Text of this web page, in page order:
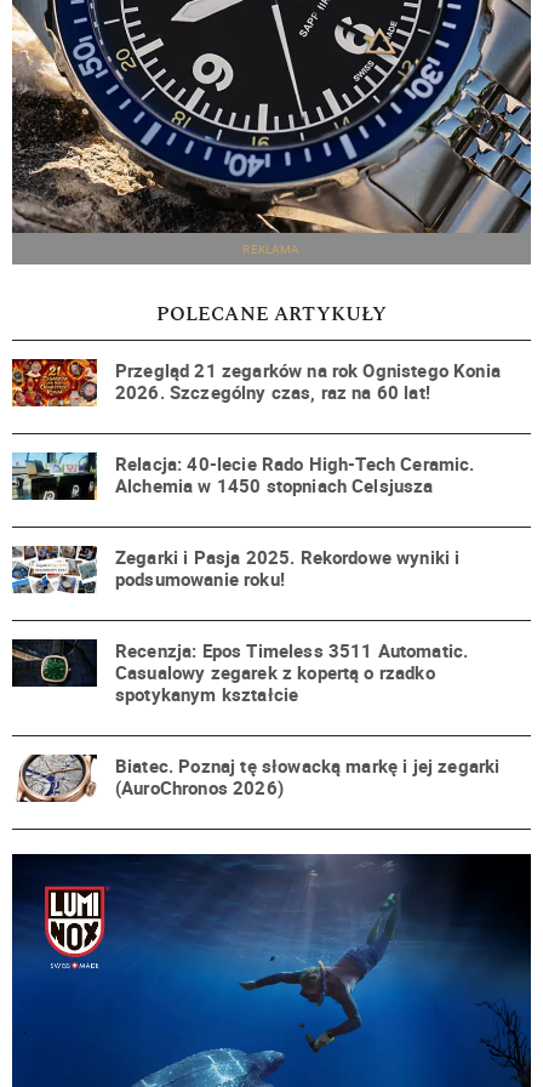
REKLAMA
POLECANE ARTYKUŁY
Przegląd 21 zegarków na rok Ognistego Konia
2026. Szczególny czas, raz na 60 lat!
Relacja: 40-lecie Rado High-Tech Ceramic.
Alchemia w 1450 stopniach Celsjusza
Zegarki i Pasja 2025. Rekordowe wyniki i
podsumowanie roku!
Recenzja: Epos Timeless 3511 Automatic.
Casualowy zegarek z kopertą o rzadko
spotykanym kształcie
Biatec. Poznaj tę słowacką markę i jej zegarki
(AuroChronos 2026)